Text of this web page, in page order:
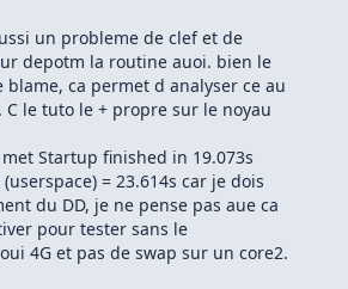
un probleme de clef et de
depotm la routine auoi. bien le
blame, ca permet d analyser ce au
le tuto le + propre sur le noyau
Startup finished in 19.073s
= 23.614s car je dois
du DD, je ne pense pas aue ca
pour tester sans le
4G et pas de swap sur un core2.